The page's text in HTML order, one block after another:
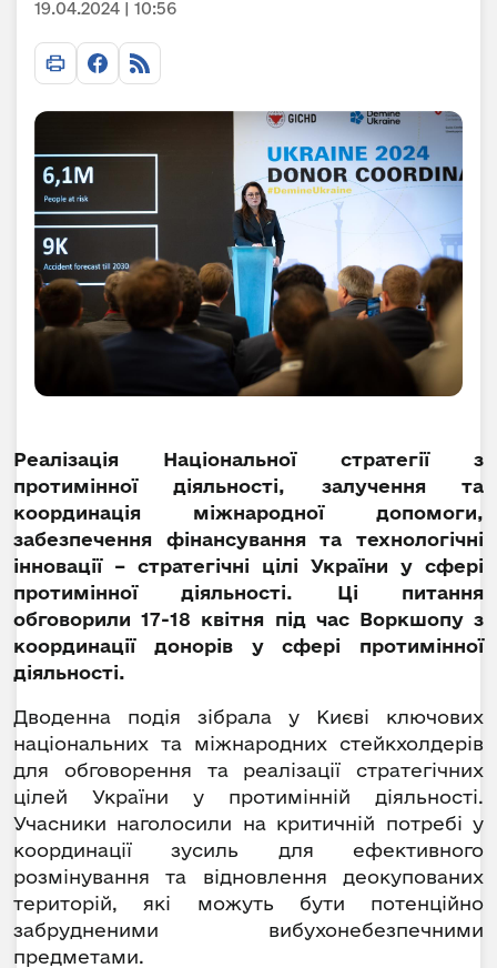
19.04.2024 | 10:56
Реалізація Національної стратегії з
протимінної діяльності, залучення та
координація міжнародної допомоги,
забезпечення фінансування та технологічні
інновації – стратегічні цілі України у сфері
протимінної діяльності. Ці питання
обговорили 17-18 квітня під час Воркшопу з
координації донорів у сфері протимінної
діяльності.
Дводенна подія зібрала у Києві ключових
національних та міжнародних стейкхолдерів
для обговорення та реалізації стратегічних
цілей України у протимінній діяльності.
Учасники наголосили на критичній потребі у
координації зусиль для ефективного
розмінування та відновлення деокупованих
територій, які можуть бути потенційно
забрудненими вибухонебезпечними
предметами.